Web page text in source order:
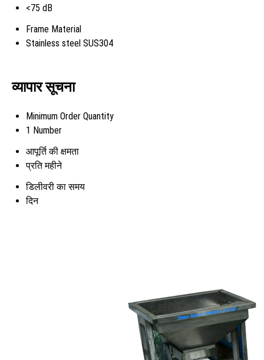
<75 dB
Frame Material
Stainless steel SUS304
व्यापार सूचना
Minimum Order Quantity
1 Number
आपूर्ति की क्षमता
प्रति महीने
डिलीवरी का समय
दिन